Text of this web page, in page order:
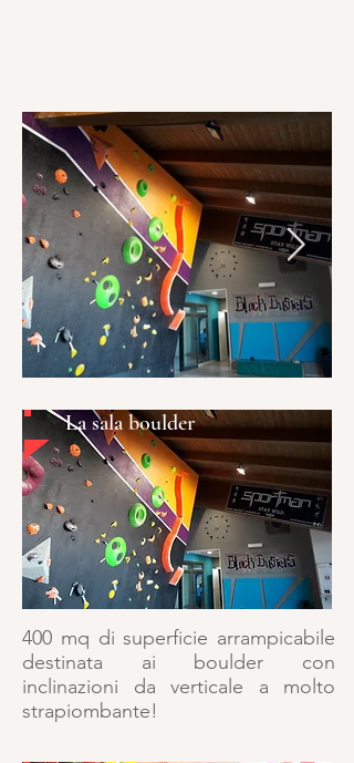
La sala boulder
400 mq di superficie arrampicabile
destinata ai boulder con
inclinazioni da verticale a molto
strapiombante!